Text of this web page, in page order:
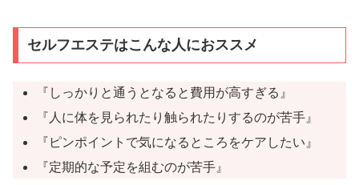
セルフエステはこんな人におススメ
『しっかりと通うとなると費用が高すぎる』
『人に体を見られたり触られたりするのが苦手』
『ピンポイントで気になるところをケアしたい』
『定期的な予定を組むのが苦手』